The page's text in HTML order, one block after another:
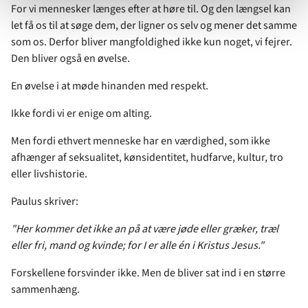
For vi mennesker længes efter at høre til. Og den længsel kan
let få os til at søge dem, der ligner os selv og mener det samme
som os. Derfor bliver mangfoldighed ikke kun noget, vi fejrer.
Den bliver også en øvelse.
En øvelse i at møde hinanden med respekt.
Ikke fordi vi er enige om alting.
Men fordi ethvert menneske har en værdighed, som ikke
afhænger af seksualitet, kønsidentitet, hudfarve, kultur, tro
eller livshistorie.
Paulus skriver:
"Her kommer det ikke an på at være jøde eller græker, træl
eller fri, mand og kvinde; for I er alle én i Kristus Jesus."
Forskellene forsvinder ikke. Men de bliver sat ind i en større
sammenhæng.